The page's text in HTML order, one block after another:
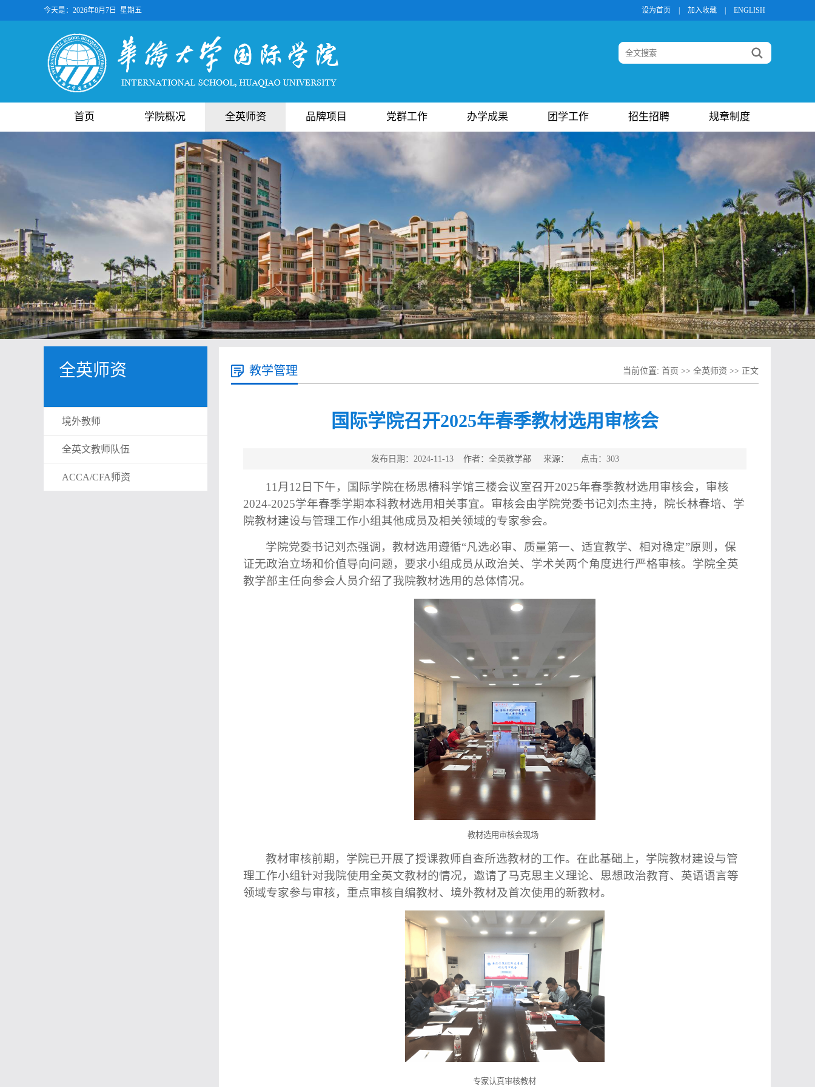
今天是： 2026年8月7日 星期五 设为首页 加入收藏 ENGLISH
首页 学院概况 全英师资 品牌项目 党群工作 办学成果 团学工作 招生招聘 规章制度
全英师资
境外教师
全英文教师队伍
ACCA/CFA师资
教学管理 当前位置: 首页 >> 全英师资 >> 正文
国际学院召开2025年春季教材选用审核会
发布日期：2024-11-13 作者：全英教学部 来源： 点击： 303
11月12日下午， 国际学院在杨思椿科学馆三楼会议室召开2025年春季教材选用审核会，审核
2024-2025学年春季学期本科教材选用相关事宜。 审核会由学院党委书记刘杰主持， 院长林春培、 学
院教材建设与管理工作小组 其他成员及相关领域的专家参会。
学院党委书记刘杰强调，教材选用遵循“凡选必审、 质量第一、适宜教学、相对稳定”原则，保
证无政治立场和价值导向问题，要求小组成员从政治关、 学术关两个角度进行严格审核。 学院全英
教学部主任向参会人员介绍了我院教材选用的总体情况。
教材选用审核会现场
教材审核前期 ，学院已开展了授课教师自查所选教材的工作。 在此基础上，学院教材建设与管
理工作小组 针对我院使用全英文教材的情况，邀请了马克思主义理论、思想政治教育、英语语言等
领域专家参与审核， 重点审核自编教材、境外教材及首次使用的新教材。
专家认真审核教材